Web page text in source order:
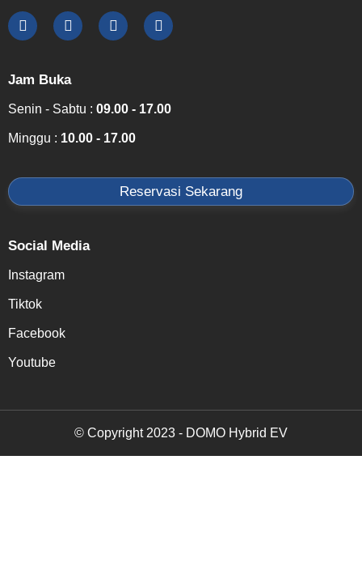
Jam Buka
Senin - Sabtu : 09.00 - 17.00
Minggu : 10.00 - 17.00
Reservasi Sekarang
Social Media
Instagram
Tiktok
Facebook
Youtube
© Copyright 2023 - DOMO Hybrid EV